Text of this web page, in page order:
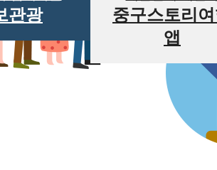
관광
중구스토리
앱